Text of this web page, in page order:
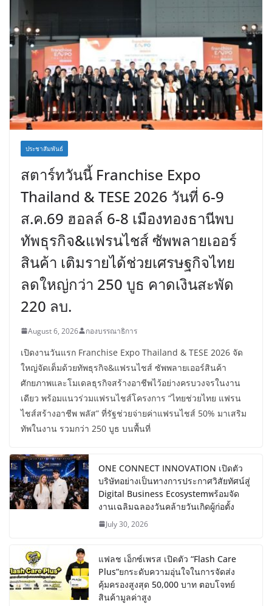
ประชาสัมพันธ์
สตาร์ทวันนี้ Franchise Expo
Thailand & TESE 2026 วันที่ 6-9
ส.ค.69 ฮอลล์ 6-8 เมืองทองธานีพบ
ทัพธุรกิจ&แฟรนไชส์ ซัพพลายเออร์
สินค้า เติมรายได้ช่วยเศรษฐกิจไทย
ลดใหญ่กว่า 250 บูธ คาดเงินสะพัด
220 ลบ.
August 6, 2026 กองบรรณาธิการ
เปิดงานวันแรก Franchise Expo Thailand & TESE 2026 จัด
ใหญ่จัดเต็มด้วยทัพธุรกิจ&แฟรนไชส์ ซัพพลายเออร์สินค้า
ศักยภาพและโมเดลธุรกิจสร้างอาชีพไว้อย่างครบวงจรในงาน
เดียว พร้อมแนวร่วมแฟรนไชส์โครงการ “ไทยช่วยไทย แฟรน
ไชส์สร้างอาชีพ พลัส” ที่รัฐช่วยจ่ายค่าแฟรนไชส์ 50% มาเสริม
ทัพในงาน รวมกว่า 250 บูธ บนพื้นที่
ONE CONNECT INNOVATION เปิดตัว
บริษัทอย่างเป็นทางการประกาศวิสัยทัศน์สู่
Digital Business Ecosystemพร้อมจัด
งานเฉลิมฉลองวันคล้ายวันเกิดผู้ก่อตั้ง
July 30, 2026
แฟลช เอ็กซ์เพรส เปิดตัว “Flash Care
Plus”ยกระดับความอุ่นใจในการจัดส่ง
คุ้มครองสูงสุด 50,000 บาท ตอบโจทย์
สินค้ามูลค่าสูง